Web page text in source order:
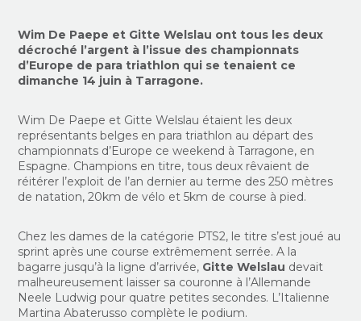
Wim De Paepe et Gitte Welslau ont tous les deux
décroché l’argent à l’issue des championnats
d’Europe de para triathlon qui se tenaient ce
dimanche 14 juin à Tarragone.
Wim De Paepe et Gitte Welslau étaient les deux
représentants belges en para triathlon au départ des
championnats d’Europe ce weekend à Tarragone, en
Espagne. Champions en titre, tous deux rêvaient de
réitérer l’exploit de l’an dernier au terme des 250 mètres
de natation, 20km de vélo et 5km de course à pied.
Chez les dames de la catégorie PTS2, le titre s’est joué au
sprint après une course extrêmement serrée. A la
bagarre jusqu’à la ligne d’arrivée, Gitte Welslau devait
malheureusement laisser sa couronne à l’Allemande
Neele Ludwig pour quatre petites secondes. L’Italienne
Martina Abaterusso complète le podium.